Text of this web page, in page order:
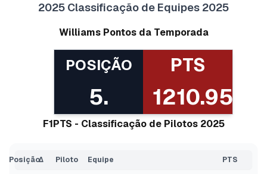
2025 Classificação de Equipes 2025
Williams Pontos da Temporada
POSIÇÃO PTS
5. 1210.95
F1PTS - Classificação de Pilotos 2025
PosiçãoΔ Piloto Equipe PTS